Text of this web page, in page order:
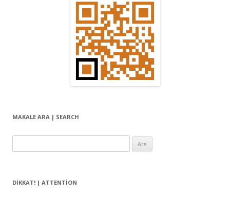
MAKALE ARA | SEARCH
DIKKAT! | ATTENTION